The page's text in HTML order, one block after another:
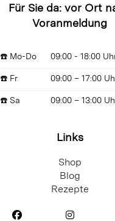
Für Sie da: vor Ort
Voranmeldung
☎️ Mo-Do 09:00 - 18:00
☎️ Fr 09:00 – 17:00
☎️ Sa 09:00 – 13:00
Links
Shop
Blog
Rezepte